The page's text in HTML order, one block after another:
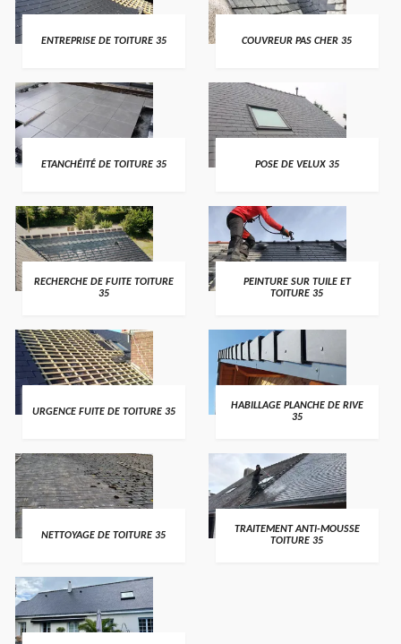
ENTREPRISE DE TOITURE 35 COUVREUR PAS CHER 35
ETANCHÉITÉ DE TOITURE 35 POSE DE VELUX 35
RECHERCHE DE FUITE TOITURE
35
PEINTURE SUR TUILE ET
TOITURE 35
URGENCE FUITE DE TOITURE 35
HABILLAGE PLANCHE DE RIVE
35
NETTOYAGE DE TOITURE 35
TRAITEMENT ANTI-MOUSSE
TOITURE 35